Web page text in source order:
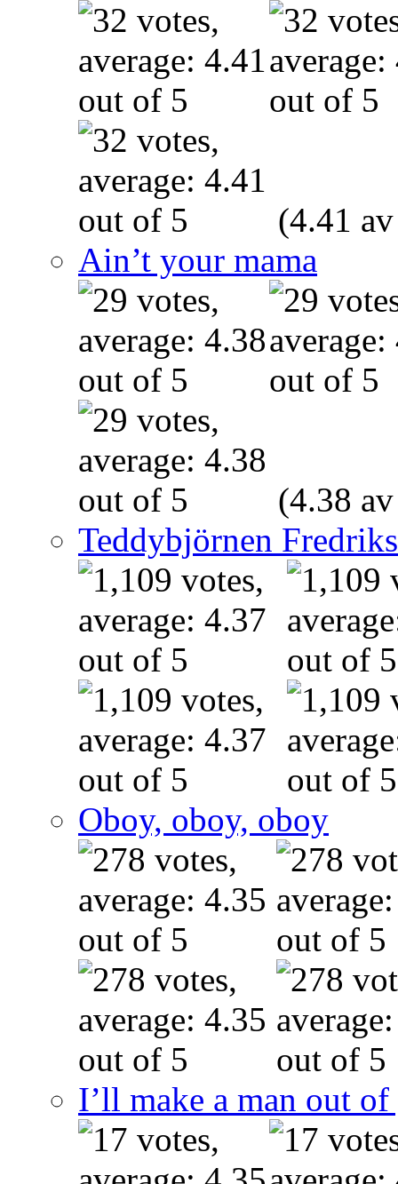
(4.41
Ain’t your mama
(4.38
Teddybjörnen
Oboy, oboy, oboy
I’ll make a man out